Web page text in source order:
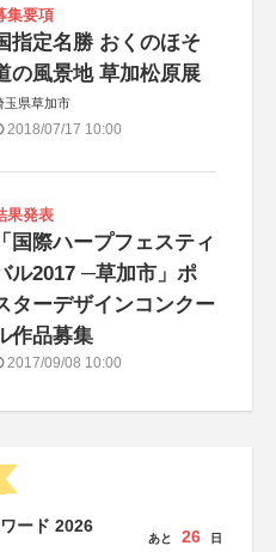
集要項
指定名勝 おくのほそ
の風景地 草加松原展
玉県草加市
2018/07/17 10:00
果発表
「国際ハープフェスティ
ル2017 ─草加市」ポ
ターデザインコンクー
作品募集
2017/09/08 10:00
ード 2026
あと 26 日